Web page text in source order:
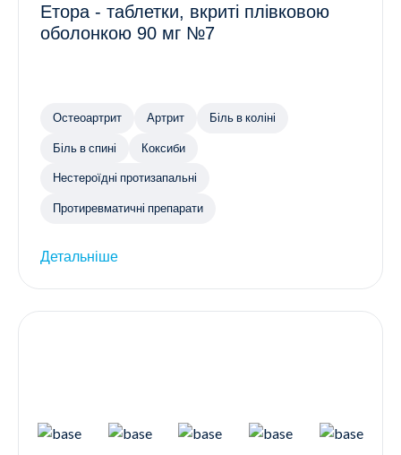
Етора - таблетки, вкриті плівковою
оболонкою 90 мг №7
Остеоартрит Артрит Біль в коліні
Біль в спині Коксиби
Нестероїдні протизапальні
Протиревматичні препарати
Детальніше